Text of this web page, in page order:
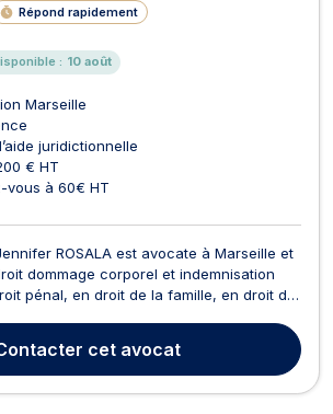
Répond rapidement
: 10 août
Marseille
juridictionnelle
€ HT
vous à 60€ HT
ROSALA est avocate à Marseille et
dommage corporel et indemnisation
pénal, en droit de la famille, en droit du
Jennifer ROSALA exerce en droit du
indemnisation des victimes ...
cet avocat